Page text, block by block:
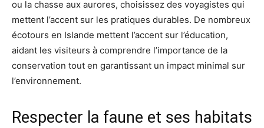
ou la chasse aux aurores, choisissez des voyagistes qui
mettent l’accent sur les pratiques durables. De nombreux
écotours en Islande mettent l’accent sur l’éducation,
aidant les visiteurs à comprendre l’importance de la
conservation tout en garantissant un impact minimal sur
l’environnement.
Respecter la faune et ses habitats